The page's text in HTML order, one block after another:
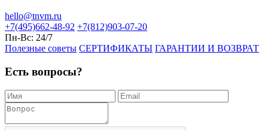
hello@tnvm.ru
+7(495)662-48-92 +7(812)903-07-20
Пн-Вс: 24/7
Полезные советы СЕРТИФИКАТЫ ГАРАНТИИ И ВОЗВРАТ
Есть вопросы?